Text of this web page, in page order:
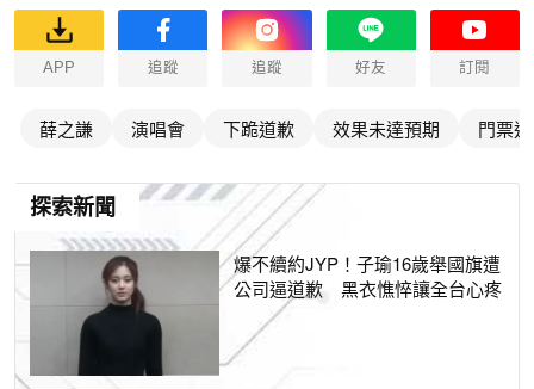
APP 追蹤 追蹤 好友 訂閱
薛之謙 演唱會 下跪道歉 效果未達預期 門票
探索新聞
爆不續約JYP！子瑜16歲舉國旗遭
公司逼道歉 黑衣憔悴讓全台心疼